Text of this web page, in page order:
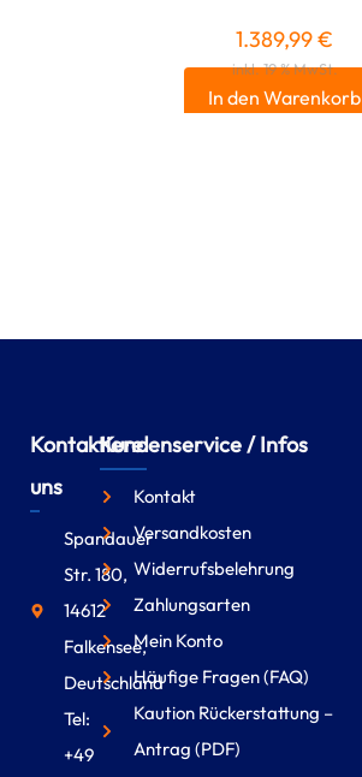
1.389,99€
inkl. 19 % MwSt.
In den Warenkorb
Kontaktiere
uns
Spandauer
Str. 180,
14612
Falkensee,
Deutschland
Tel:
+49
Kundenservice / Infos
Kontakt
Versandkosten
Widerrufsbelehrung
Zahlungsarten
Mein Konto
Häufige Fragen (FAQ)
Kaution Rückerstattung –
Antrag (PDF)